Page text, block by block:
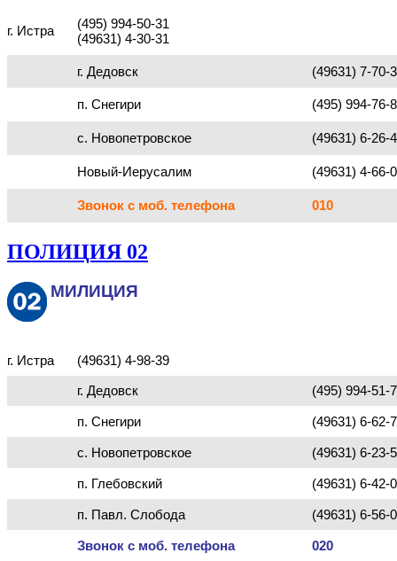
г. Истра
(495) 994-50-31
(49631) 4-30-31
г. Дедовск (49631) 7-70-
п. Снегири (495) 994-76-
с. Новопетровское (49631) 6-26-
Новый-Иерусалим (49631) 4-66-
Звонок с моб. телефона 010
ПОЛИЦИЯ 02
МИЛИЦИЯ
г. Истра
(49631) 4-98-39
г. Дедовск
(495) 994-51-
п. Снегири (49631) 6-62-
с. Новопетровское (49631) 6-23-
п. Глебовский (49631) 6-42-
п. Павл. Слобода (49631) 6-56-
Звонок с моб. телефона 020